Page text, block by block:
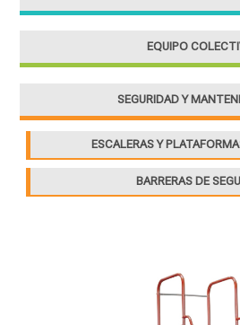
EQUIPO
SEGURIDAD Y
ESCALERAS Y
BARRERAS DE